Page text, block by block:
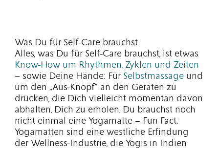
Was Du für Self-Care brauchst
Alles, was Du für Self-Care brauchst, ist etwas
Know-How um Rhythmen, Zyklen und Zeiten
– sowie Deine Hände: Für Selbstmassage und
um den „Aus-Knopf“ an den Geräten zu
drücken, die Dich vielleicht momentan davon
abhalten, Dich zu erholen. Du brauchst noch
nicht einmal eine Yogamatte – Fun Fact:
Yogamatten sind eine westliche Erfindung
der Wellness-Industrie, die Yogis in Indien